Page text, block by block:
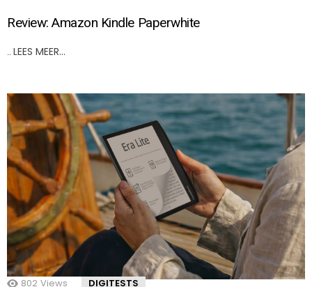
Review: Amazon Kindle Paperwhite
LEES MEER…
802 Views DIGITESTS